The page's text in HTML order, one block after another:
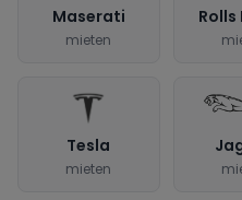
Maserati
mieten
Rolls
Tesla
mieten